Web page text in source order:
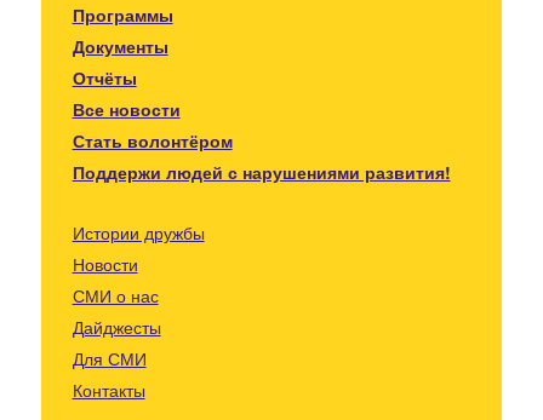
Программы
Документы
Отчёты
Все новости
Стать волонтёром
Поддержи людей с нарушениями развития!
Истории дружбы
Новости
СМИ о нас
Дайджесты
Для СМИ
Контакты